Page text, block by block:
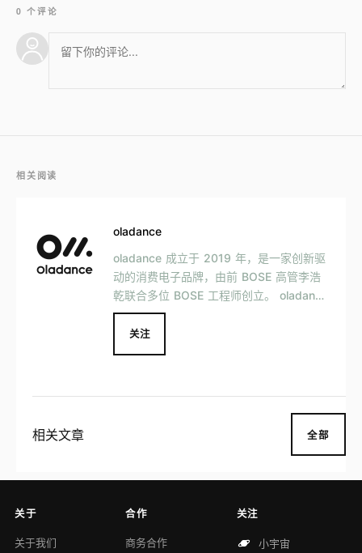
0 个评论
相关阅读
oladance
oladance 成立于 2019 年，是一家创新驱
动的消费电子品牌，由前 BOSE 高管李浩
乾联合多位 BOSE 工程师创立。 oladance
主打 OWS（Open Wearable Stereo 开放
式穿戴立体声）概念，将家庭影院的宽阔舒
适声场体验，和传统耳机的便携性相融合。
关注
相关文章 全部
关于
关于我们
合作
商务合作
关注
小宇宙